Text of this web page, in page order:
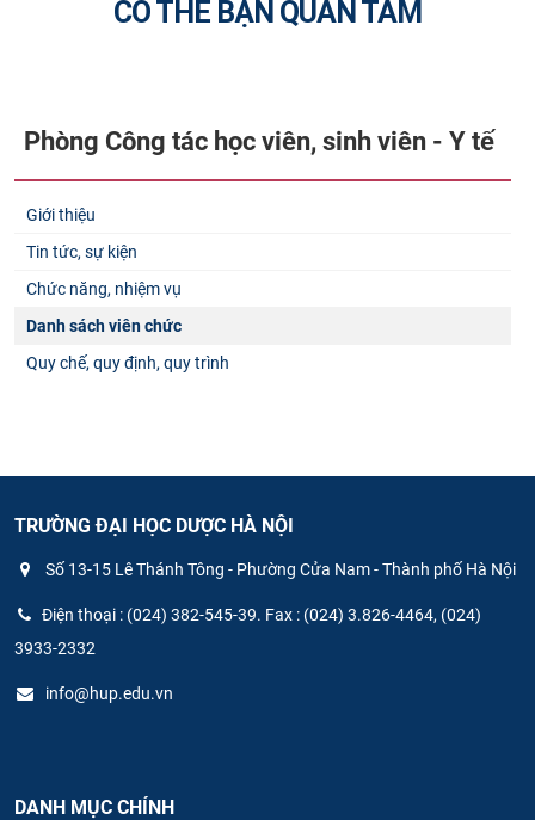
CÓ THỂ BẠN QUAN TÂM
Phòng Công tác học viên, sinh viên - Y tế
Giới thiệu
Tin tức, sự kiện
Chức năng, nhiệm vụ
Danh sách viên chức
Quy chế, quy định, quy trình
TRƯỜNG ĐẠI HỌC DƯỢC HÀ NỘI
Số 13-15 Lê Thánh Tông - Phường Cửa Nam - Thành phố Hà Nội
Điện thoại : (024) 382-545-39. Fax : (024) 3.826-4464, (024)
3933-2332
info@hup.edu.vn
DANH MỤC CHÍNH